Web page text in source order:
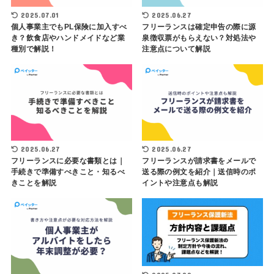
2025.07.01
個人事業主でもPL保険に加入すべ
き？飲食店やハンドメイドなど業
種別で解説！
2025.06.27
フリーランスは確定申告の際に源
泉徴収票がもらえない？対処法や
注意点について解説
2025.06.27
フリーランスに必要な書類とは｜
手続きで準備すべきこと・知るべ
きことを解説
2025.06.27
フリーランスが請求書をメールで
送る際の例文を紹介｜送信時のポ
イントや注意点も解説